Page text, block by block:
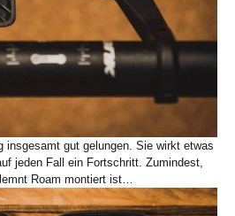
insgesamt gut gelungen. Sie wirkt etwas
jeden Fall ein Fortschritt. Zumindest,
Roam montiert ist…